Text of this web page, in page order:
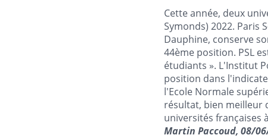
Cette année, deux
Symonds) 2022. Paris
Dauphine, conserve
44ème position. PSL
étudiants ». L'Institut
position dans
l'Ecole Normale
résultat, bien meilleur
universités françaises
Martin Paccoud, 08/